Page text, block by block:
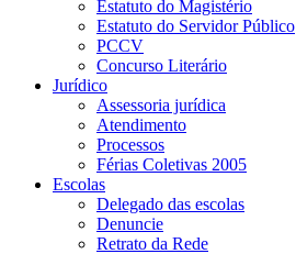
Estatuto do Magistério
Estatuto do Servidor Público
PCCV
Concurso Literário
Jurídico
Assessoria jurídica
Atendimento
Processos
Férias Coletivas 2005
Escolas
Delegado das escolas
Denuncie
Retrato da Rede